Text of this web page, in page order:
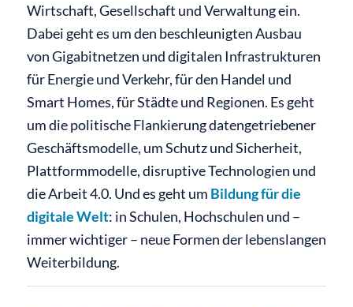
Wirtschaft, Gesellschaft und Verwaltung ein.
Dabei geht es um den beschleunigten Ausbau
von Gigabitnetzen und digitalen Infrastrukturen
für Energie und Verkehr, für den Handel und
Smart Homes, für Städte und Regionen. Es geht
um die politische Flankierung datengetriebener
Geschäftsmodelle, um Schutz und Sicherheit,
Plattformmodelle, disruptive Technologien und
die Arbeit 4.0. Und es geht um Bildung für die
digitale Welt: in Schulen, Hochschulen und –
immer wichtiger – neue Formen der lebenslangen
Weiterbildung.